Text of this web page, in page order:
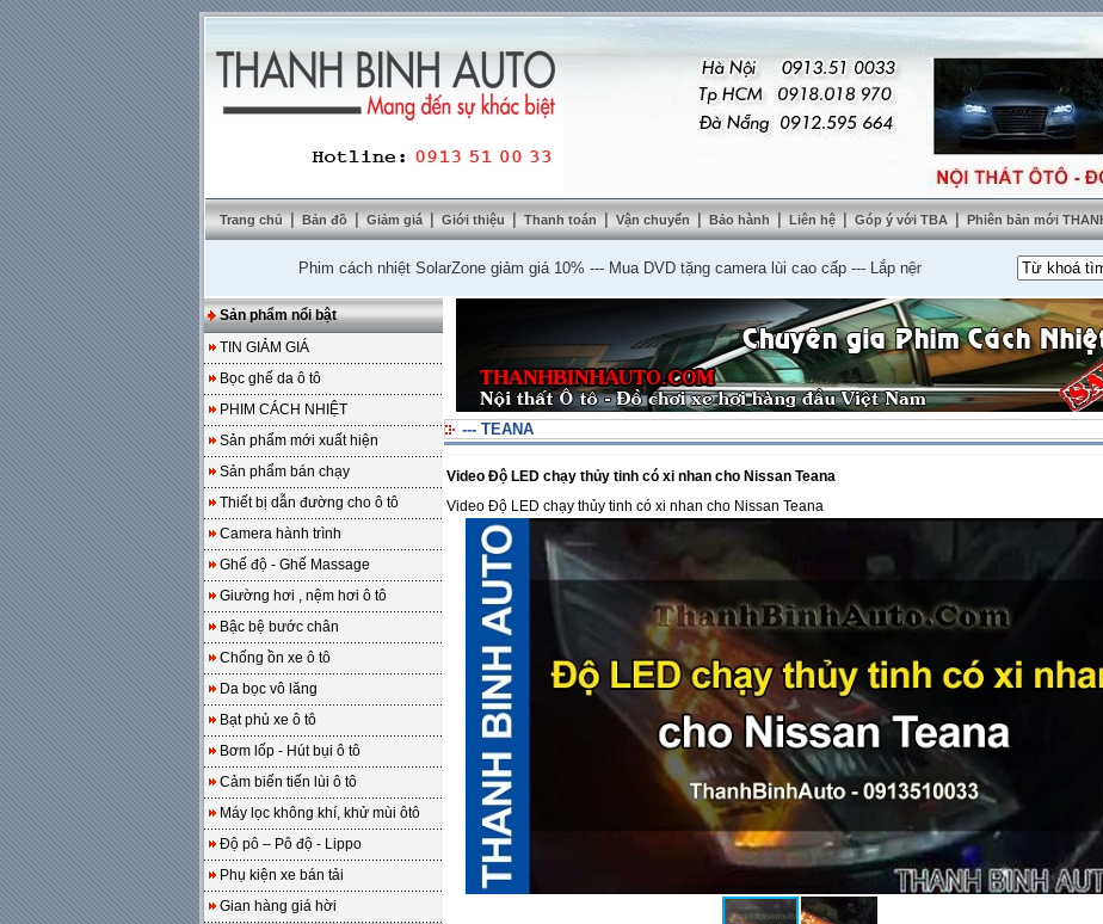
Trang chủ | Bản đồ | Giảm giá | Giới thiệu | Thanh toán | Vận chuyển | Bảo hành | Liên hệ | Góp ý với TBA | Phiên bản mới
Phim cách nhiệt SolarZone giảm giá 10%---Mua DVD tặng camera lùi cao cấp--- Lắp nệm ghế da thật tặng sàn da ---
Sản phẩm nổi bật
TIN GIẢM GIÁ
Bọc ghế da ô tô
PHIM CÁCH NHIỆT
Sản phẩm mới xuất hiện
Sản phẩm bán chạy
Thiết bị dẫn đường cho ô tô
Camera hành trình
Ghế độ - Ghế Massage
Giường hơi , nệm hơi ô tô
Bậc bệ bước chân
Chống ồn xe ô tô
Da bọc vô lăng
Bạt phủ xe ô tô
Bơm lốp - Hút bụi ô tô
Cảm biến tiến lùi ô tô
Máy lọc không khí, khử mùi ôtô
Độ pô – Pô độ - Lippo
Phụ kiện xe bán tải
Gian hàng giá hời
--- TEANA
Video Độ LED chạy thủy tinh có xi nhan cho Nissan Teana
Video Độ LED chạy thủy tinh có xi nhan cho Nissan Teana